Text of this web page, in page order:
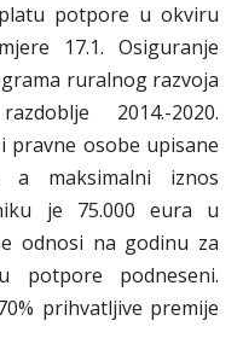
potpore u okviru
17.1. Osiguranje
ruralnog razvoja
2014.-2020.
pravne osobe upisane
a maksimalni iznos
je 75.000 eura u
odnosi na godinu za
potpore podneseni.
prihvatljive premije